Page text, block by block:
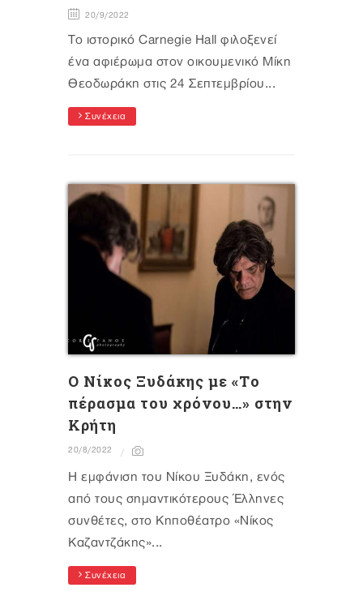
20/9/2022
Το ιστορικό Carnegie Hall φιλοξενεί
ένα αφιέρωμα στον οικουμενικό Μίκη
Θεοδωράκη στις 24 Σεπτεμβρίου...
Συνέχεια
O Νίκος Ξυδάκης με «Tο
πέρασμα του χρόνου…» στην
Κρήτη
20/8/2022
Η εμφάνιση του Νίκου Ξυδάκη, ενός
από τους σημαντικότερους Έλληνες
συνθέτες, στο Κηποθέατρο «Νίκος
Καζαντζάκης»...
Συνέχεια